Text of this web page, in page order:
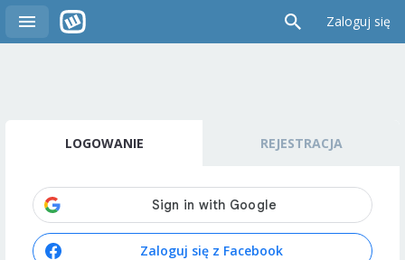
Zaloguj się
LOGOWANIE REJESTRACJA
Zaloguj się z Facebook